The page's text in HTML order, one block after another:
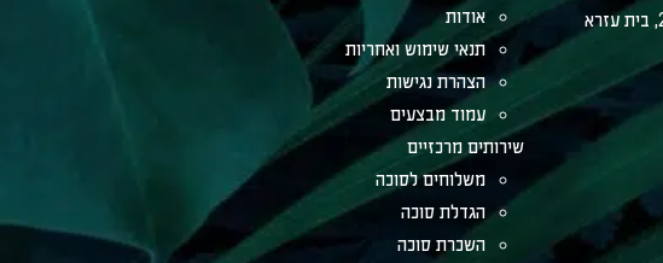
אודות
תנאי שימוש ואחריות
הצהרת נגישות
עמוד מבצעים
שירותים מרכזיים
משלוחים לסוכה
הגדלת סוכה
השכרת סוכה